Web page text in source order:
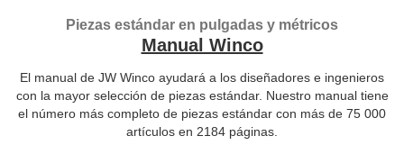
Piezas estándar en pulgadas y métricos
Manual Winco
El manual de JW Winco ayudará a los diseñadores e ingenieros
con la mayor selección de piezas estándar. Nuestro manual tiene
el número más completo de piezas estándar con más de 75 000
artículos en 2184 páginas.